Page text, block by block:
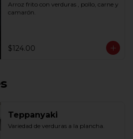
Arroz frito con verduras , pollo, carne y
camarón.
$124.00
Teppanyaki
Variedad de verduras a la plancha.